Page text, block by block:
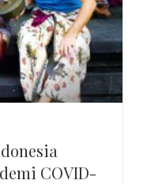
COVID-